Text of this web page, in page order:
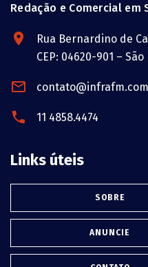
Redação e Comercial em
Rua Bernardino de
CEP: 04620-901 – São
11 4858.4474
Links úteis
SOBRE
ANUNCIE